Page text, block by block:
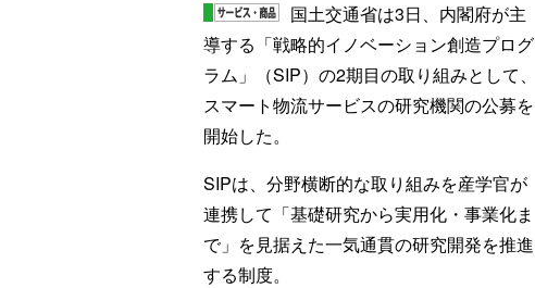
国土交通省は3日、内閣府が主
導する「戦略的イノベーション創造プログ
ラム」（SIP）の2期目の取り組みとして、
スマート物流サービスの研究機関の公募を
開始した。
SIPは、分野横断的な取り組みを産学官が
連携して「基礎研究から実用化・事業化ま
で」を見据えた一気通貫の研究開発を推進
する制度。